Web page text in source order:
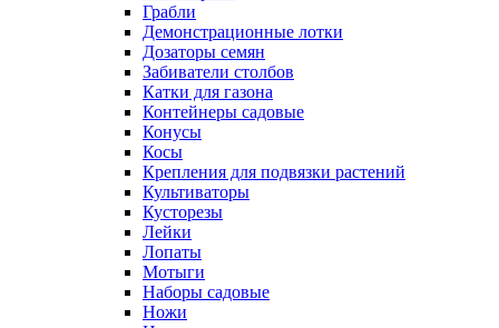
Грабли
Демонстрационные лотки
Дозаторы семян
Забиватели столбов
Катки для газона
Контейнеры садовые
Конусы
Косы
Крепления для подвязки растений
Культиваторы
Кусторезы
Лейки
Лопаты
Мотыги
Наборы садовые
Ножи